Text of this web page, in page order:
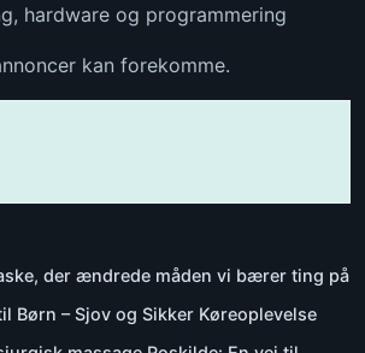
hardware og programmering
kan forekomme.
der ændrede måden vi bærer ting på
Børn – Sjov og Sikker Køreoplevelse